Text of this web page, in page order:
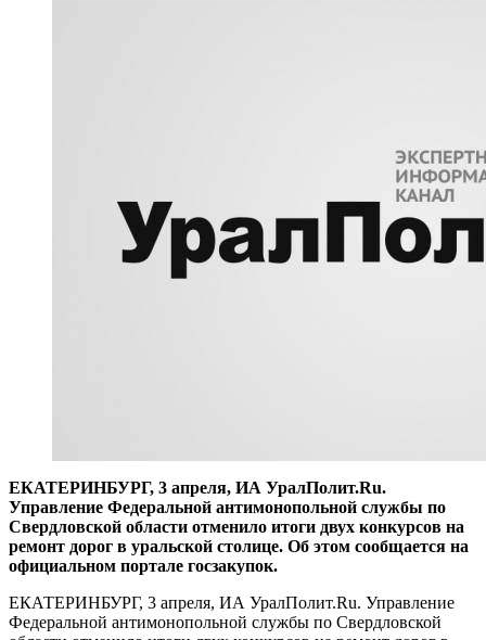
ЕКАТЕРИНБУРГ, 3 апреля, ИА УралПолит.Ru.
Управление Федеральной антимонопольной службы по
Свердловской области отменило итоги двух конкурсов на
ремонт дорог в уральской столице. Об этом сообщается на
официальном портале госзакупок.
ЕКАТЕРИНБУРГ, 3 апреля, ИА УралПолит.Ru. Управление
Федеральной антимонопольной службы по Свердловской